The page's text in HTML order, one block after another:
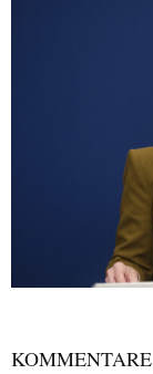
KOMMENTARE